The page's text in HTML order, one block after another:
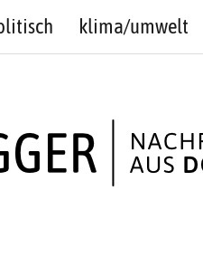
klima/umwelt